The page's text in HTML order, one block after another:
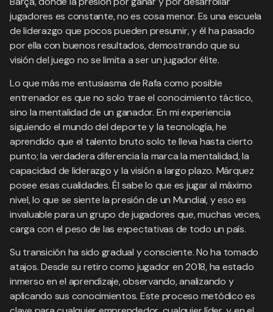
jugadores es constante, no es cosa menor. Es una escuela
de liderazgo que pocos pueden presumir, y él ha pasado
por ella con buenos resultados, demostrando que su
visión del juego no se limita a ser un jugador élite.
Lo que más me entusiasma de Rafa como posible
entrenador es que no solo trae el conocimiento táctico,
sino la mentalidad de un ganador. En mi experiencia
siguiendo el mundo del deporte y la tecnología, he
aprendido que el talento bruto solo te lleva hasta cierto
punto; la verdadera diferencia la marca la mentalidad, la
capacidad de liderazgo y la visión a largo plazo. Márquez
posee esas cualidades. Él sabe lo que es jugar al máximo
nivel, lo que se siente la presión de un Mundial, y eso es
invaluable para un grupo de jugadores que, muchas veces,
carga con el peso de las expectativas de todo un país.
Su transición ha sido gradual y consciente. No ha tomado
atajos. Desde su retiro como jugador en 2018, ha estado
inmerso en el aprendizaje, observando, analizando y
aplicando sus conocimientos. Este proceso metódico es